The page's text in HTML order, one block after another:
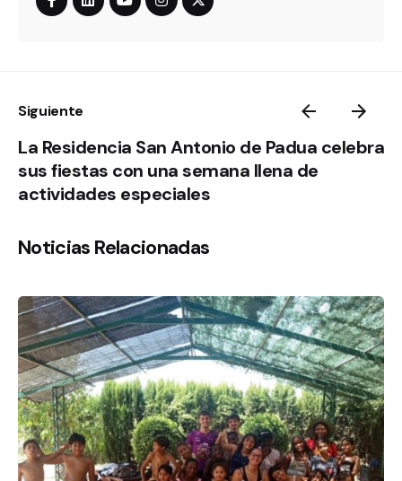
Siguiente
La Residencia San Antonio de Padua celebra
sus fiestas con una semana llena de
actividades especiales
Noticias Relacionadas